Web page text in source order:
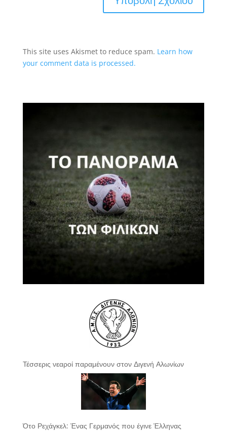
This site uses Akismet to reduce spam. Learn how
your comment data is processed.
Τέσσερις νεαροί παραμένουν στον Διγενή Αλωνίων
Ότο Ρεχάγκελ: Ένας Γερμανός που έγινε Έλληνας